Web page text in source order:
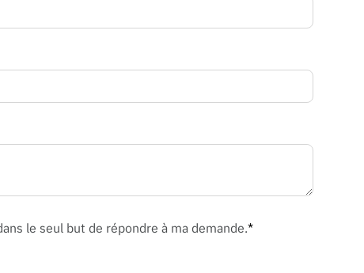
le seul but de répondre à ma demande.*